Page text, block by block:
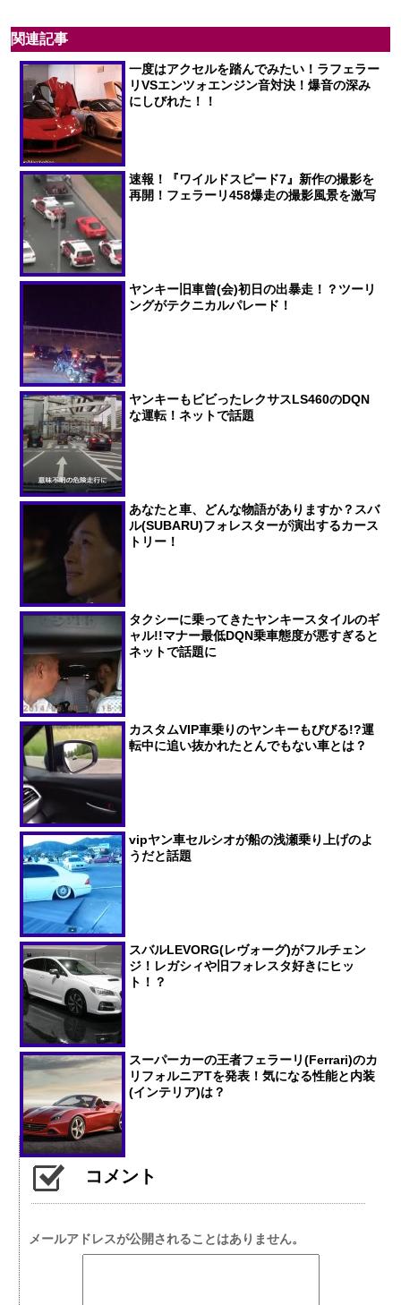
関連記事
一度はアクセルを踏んでみたい！ラフェラー
リVSエンツォエンジン音対決！爆音の深み
にしびれた！！
速報！『ワイルドスピード7』新作の撮影を
再開！フェラーリ458爆走の撮影風景を激写
ヤンキー旧車曾(会)初日の出暴走！？ツーリ
ングがテクニカルパレード！
ヤンキーもビビったレクサスLS460のDQN
な運転！ネットで話題
あなたと車、どんな物語がありますか？スバ
ル(SUBARU)フォレスターが演出するカース
トリー！
タクシーに乗ってきたヤンキースタイルのギ
ャル!!マナー最低DQN乗車態度が悪すぎると
ネットで話題に
カスタムVIP車乗りのヤンキーもびびる!?運
転中に追い抜かれたとんでもない車とは？
vipヤン車セルシオが船の浅瀬乗り上げのよ
うだと話題
スバルLEVORG(レヴォーグ)がフルチェン
ジ！レガシィや旧フォレスタ好きにヒッ
ト！？
スーパーカーの王者フェラーリ(Ferrari)のカ
リフォルニアTを発表！気になる性能と内装
(インテリア)は？
コメント
メールアドレスが公開されることはありません。